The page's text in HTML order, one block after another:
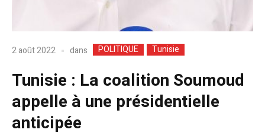
2 août 2022 dans POLITIQUE Tunisie
Tunisie : La coalition Soumoud
appelle à une présidentielle
anticipée